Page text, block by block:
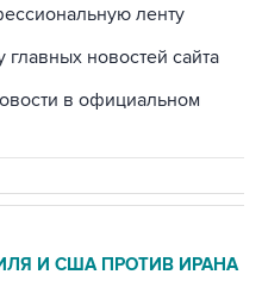
ленту
новостей сайта
в официальном
И США ПРОТИВ ИРАНА